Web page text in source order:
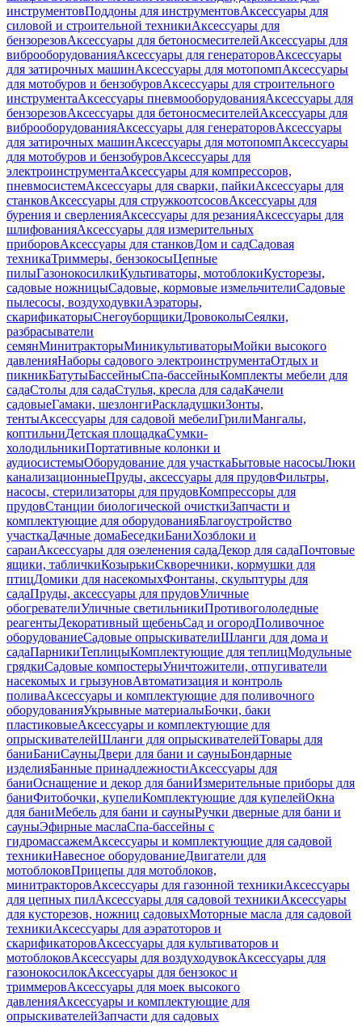
инструментовПоддоны для инструментовАксессуары для
силовой и строительной техникиАксессуары для
бензорезовАксессуары для бетоносмесителейАксессуары для
виброоборудованияАксессуары для генераторовАксессуары
для затирочных машинАксессуары для мотопомпАксессуары
для мотобуров и бензобуровАксессуары для строительного
инструментаАксессуары пневмооборудованияАксессуары для
бензорезовАксессуары для бетоносмесителейАксессуары для
виброоборудованияАксессуары для генераторовАксессуары
для затирочных машинАксессуары для мотопомпАксессуары
для мотобуров и бензобуровАксессуары для
электроинструментаАксессуары для компрессоров,
пневмосистемАксессуары для сварки, пайкиАксессуары для
станковАксессуары для стружкоотсосовАксессуары для
бурения и сверленияАксессуары для резанияАксессуары для
шлифованияАксессуары для измерительных
приборовАксессуары для станковДом и садСадовая
техникаТриммеры, бензокосыЦепные
пилыГазонокосилкиКультиваторы, мотоблокиКусторезы,
садовые ножницыСадовые, кормовые измельчителиСадовые
пылесосы, воздуходувкиАэраторы,
скарификаторыСнегоуборщикиДровоколыСеялки,
разбрасыватели
семянМинитракторыМиникультиваторыМойки высокого
давленияНаборы садового электроинструментаОтдых и
пикникБатутыБассейныСпа-бассейныКомплекты мебели для
садаСтолы для садаСтулья, кресла для садаКачели
садовыеГамаки, шезлонгиРаскладушкиЗонты,
тентыАксессуары для садовой мебелиГрилиМангалы,
коптильниДетская площадкаСумки-
холодильникиПортативные колонки и
аудиосистемыОборудование для участкаБытовые насосыЛюки
канализационныеПруды, аксессуары для прудовФильтры,
насосы, стерилизаторы для прудовКомпрессоры для
прудовСтанции биологической очисткиЗапчасти и
комплектующие для оборудованияБлагоустройство
участкаДачные домаБеседкиБаниХозблоки и
сараиАксессуары для озеленения садаДекор для садаПочтовые
ящики, табличкиКозырькиСкворечники, кормушки для
птицДомики для насекомыхФонтаны, скульптуры для
садаПруды, аксессуары для прудовУличные
обогревателиУличные светильникиПротивогололедные
реагентыДекоративный щебеньСад и огородПоливочное
оборудованиеСадовые опрыскивателиШланги для дома и
садаПарникиТеплицыКомплектующие для теплицМодульные
грядкиСадовые компостерыУничтожители, отпугиватели
насекомых и грызуновАвтоматизация и контроль
поливаАксессуары и комплектующие для поливочного
оборудованияУкрывные материалыБочки, баки
пластиковыеАксессуары и комплектующие для
опрыскивателейШланги для опрыскивателейТовары для
баниБаниСауныДвери для бани и сауныБондарные
изделияБанные принадлежностиАксессуары для
баниОснащение и декор для баниИзмерительные приборы для
баниФитобочки, купелиКомплектующие для купелейОкна
для баниМебель для бани и сауныРучки дверные для бани и
сауныЭфирные маслаСпа-бассейны с
гидромассажемАксессуары и комплектующие для садовой
техникиНавесное оборудованиеДвигатели для
мотоблоковПрицепы для мотоблоков,
минитракторовАксессуары для газонной техникиАксессуары
для цепных пилАксессуары для садовой техникиАксессуары
для кусторезов, ножниц садовыхМоторные масла для садовой
техникиАксессуары для аэратоторов и
скарификаторовАксессуары для культиваторов и
мотоблоковАксессуары для воздуходувокАксессуары для
газонокосилокАксессуары для бензокос и
триммеровАксессуары для моек высокого
давленияАксессуары и комплектующие для
опрыскивателейЗапчасти для садовых